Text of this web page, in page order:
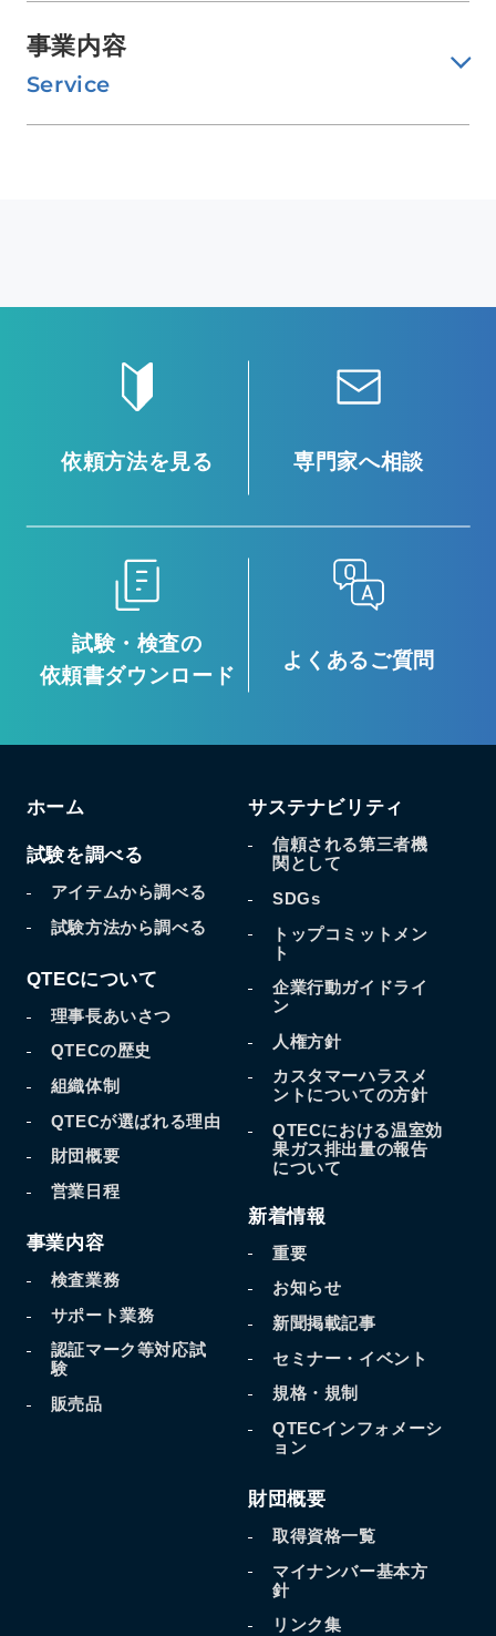
事業内容
Service
依頼方法を見る 専門家へ相談
試験・検査の
依頼書ダウンロード
よくあるご質問
ホーム
試験を調べる
アイテムから調べる
試験方法から調べる
QTECについて
理事長あいさつ
QTECの歴史
組織体制
QTECが選ばれる理由
財団概要
営業日程
事業内容
検査業務
サポート業務
認証マーク等対応試
験
販売品
サステナビリティ
信頼される第三者機
関として
SDGs
トップコミットメン
ト
企業行動ガイドライ
ン
人権方針
カスタマーハラスメ
ントについての方針
QTECにおける温室効
果ガス排出量の報告
について
新着情報
重要
お知らせ
新聞掲載記事
セミナー・イベント
規格・規制
QTECインフォメーシ
ョン
財団概要
取得資格一覧
マイナンバー基本方
針
リンク集